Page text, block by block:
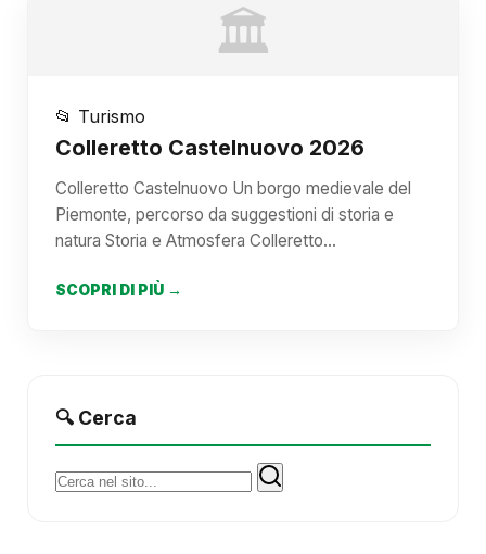
🏛️
📂 Turismo
Colleretto Castelnuovo 2026
Colleretto Castelnuovo Un borgo medievale del
Piemonte, percorso da suggestioni di storia e
natura Storia e Atmosfera Colleretto…
SCOPRI DI PIÙ →
🔍 Cerca
Cerca: